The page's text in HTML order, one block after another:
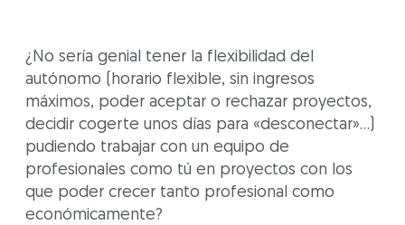
¿No sería genial tener la flexibilidad del
autónomo (horario flexible, sin ingresos
máximos, poder aceptar o rechazar proyectos,
decidir cogerte unos días para «desconectar»…)
pudiendo trabajar con un equipo de
profesionales como tú en proyectos con los
que poder crecer tanto profesional como
económicamente?